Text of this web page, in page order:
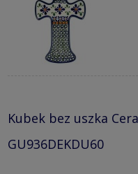
Kubek bez uszka
GU936DEKDU60